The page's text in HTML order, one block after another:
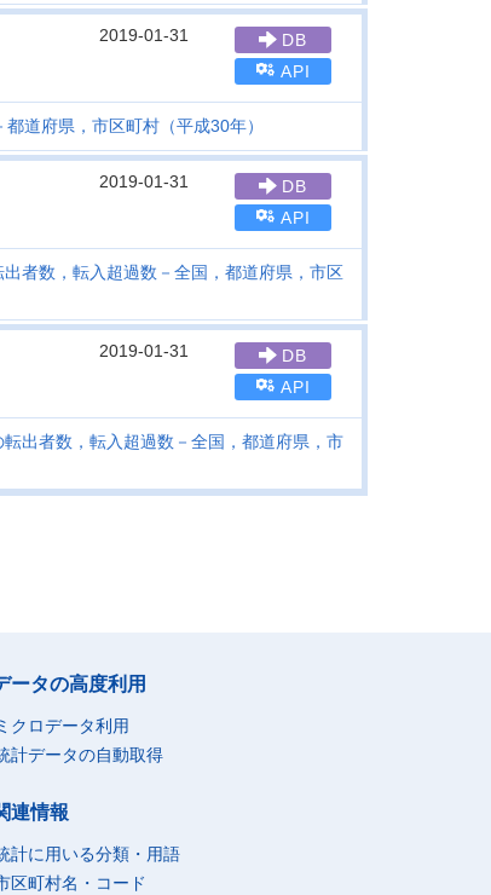
2019-01-31
DB
API
道府県，市区町村（平成30年）
2019-01-31
DB
API
者数，転入超過数－全国，都道府県，市区
2019-01-31
DB
API
出者数，転入超過数－全国，都道府県，市
ータの高度利用
クロデータ利用
計データの自動取得
連情報
計に用いる分類・用語
区町村名・コード